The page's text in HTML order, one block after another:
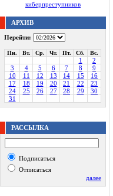
киберпреступников
АРХИВ
Перейти:
Пн. Вт. Ср. Чт. Пт. Сб. Вс.
1
2
3
4 5 6 7 8
9
10
11 12 13 14 15
16
17
18 19 20 21 22
23
24
25 26 27 28 29
30
31
РАССЫЛКА
Подписаться
Отписаться
далее